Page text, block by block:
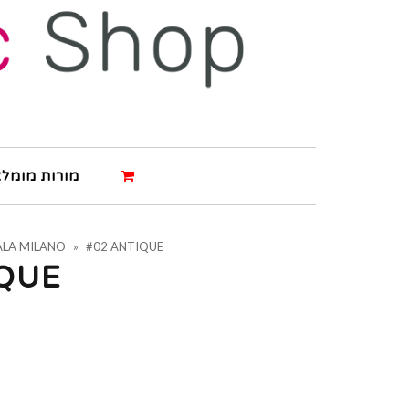
מורות
MILANO » #02 ANTIQUE